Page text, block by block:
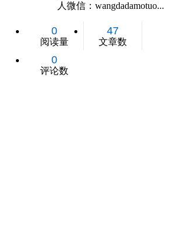
人微信：wangdadamotuo...
0
阅读量
47
文章数
0
评论数